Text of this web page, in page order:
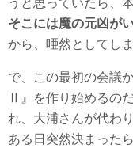
うと思っていたら、
そこには魔の元凶が
から、唖然としてしま
で、この最初の会議
Ⅱ』を作り始めるの
れ、大浦さんが代わ
ある日突然決まった